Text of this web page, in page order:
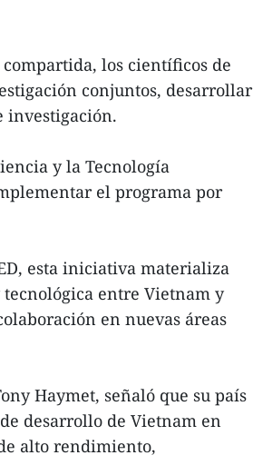
los científicos de
conjuntos, desarrollar
investigación.
y la Tecnología
el programa por
esta iniciativa materializa
entre Vietnam y
en nuevas áreas
Haymet, señaló que su país
desarrollo de Vietnam en
alto rendimiento,